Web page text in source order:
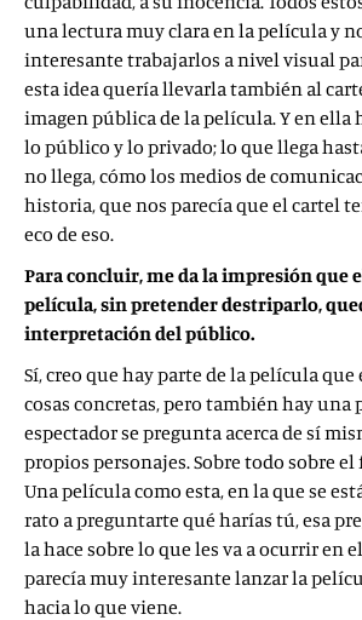
una lectura muy clara en la película y
interesante trabajarlos a nivel visual
esta idea quería llevarla también al
imagen pública de la película. Y en ella
lo público y lo privado; lo que llega
no llega, cómo los medios de
historia, que nos parecía que el cartel
eco de eso.
Para concluir, me da la impresión que
película, sin pretender destriparlo,
interpretación del público.
Sí, creo que hay parte de la película
cosas concretas, pero también hay una
espectador se pregunta acerca de sí
propios personajes. Sobre todo sobre
Una película como esta, en la que se
rato a preguntarte qué harías tú, esa
la hace sobre lo que les va a ocurrir en
parecía muy interesante lanzar la
hacia lo que viene.